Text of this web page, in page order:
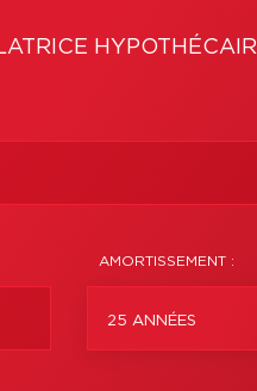
AMORTISSEMENT :
25 ANNÉES